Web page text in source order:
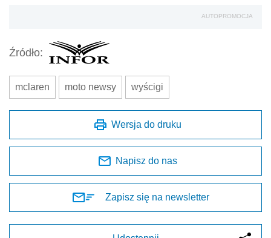
AUTOPROMOCJA
Źródło:
mclaren moto newsy wyścigi
Wersja do druku
Napisz do nas
Zapisz się na newsletter